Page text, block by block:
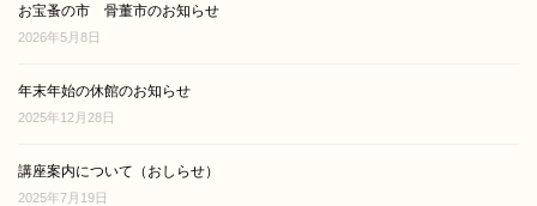
お宝蚤の市 骨董市のお知らせ
2026年5月8日
年末年始の休館のお知らせ
2025年12月28日
講座案内について（おしらせ）
2025年7月19日